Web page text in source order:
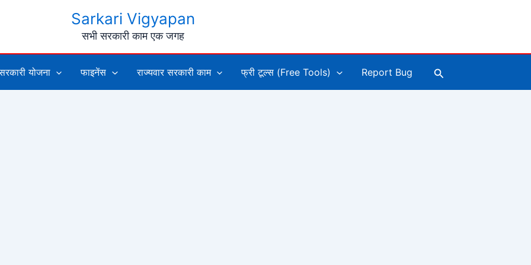
Sarkari Vigyapan
सभी सरकारी काम एक जगह
योजना फाइनेंस राज्यवार सरकारी काम फ्री टूल्स (Free Tools) Report Bug Search